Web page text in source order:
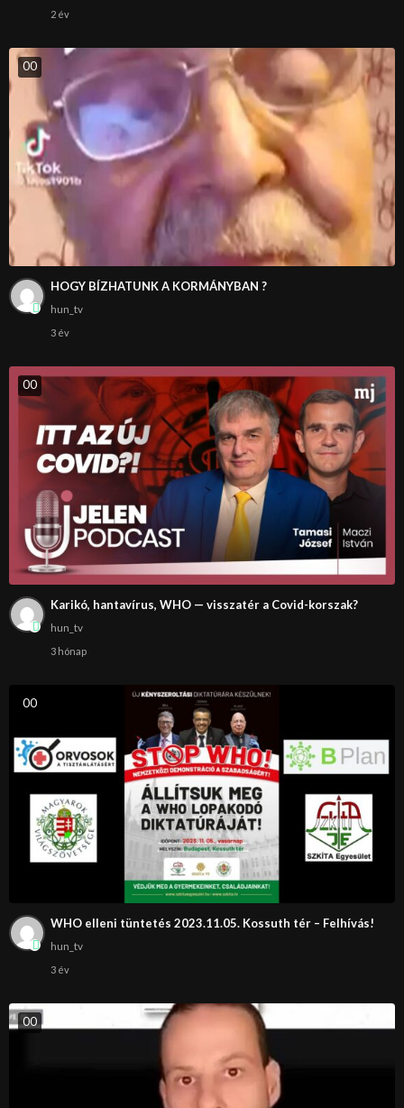
2 év
00
HOGY BÍZHATUNK A KORMÁNYBAN ?
hun_tv
3 év
00
Karikó, hantavírus, WHO — visszatér a Covid-korszak?
hun_tv
3 hónap
00
WHO elleni tüntetés 2023.11.05. Kossuth tér – Felhívás!
hun_tv
3 év
00